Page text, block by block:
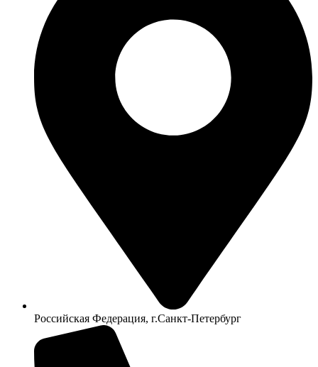
Российская Федерация, г.Санкт-Петербург